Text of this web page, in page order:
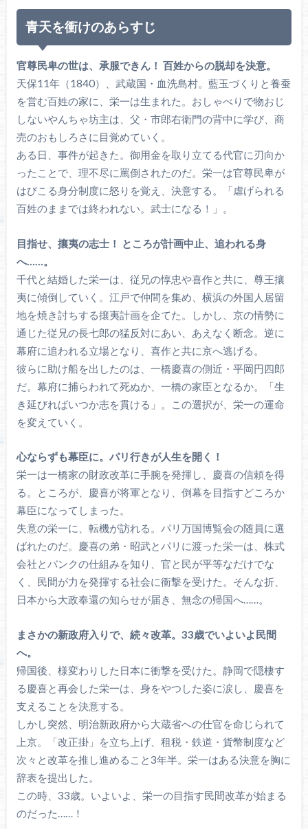
青天を衝けのあらすじ
官尊民卑の世は、承服できん！ 百姓からの脱却を決意。
天保11年（1840）、武蔵国・血洗島村。藍玉づくりと養蚕
を営む百姓の家に、栄一は生まれた。おしゃべりで物おじ
しないやんちゃ坊主は、父・市郎右衛門の背中に学び、商
売のおもしろさに目覚めていく。
ある日、事件が起きた。御用金を取り立てる代官に刃向か
ったことで、理不尽に罵倒されたのだ。栄一は官尊民卑が
はびこる身分制度に怒りを覚え、決意する。「虐げられる
百姓のままでは終われない。武士になる！」。
目指せ、攘夷の志士！ ところが計画中止、追われる身
へ……。
千代と結婚した栄一は、従兄の惇忠や喜作と共に、尊王攘
夷に傾倒していく。江戸で仲間を集め、横浜の外国人居留
地を焼き討ちする攘夷計画を企てた。しかし、京の情勢に
通じた従兄の長七郎の猛反対にあい、あえなく断念。逆に
幕府に追われる立場となり、喜作と共に京へ逃げる。
彼らに助け船を出したのは、一橋慶喜の側近・平岡円四郎
だ。幕府に捕らわれて死ぬか、一橋の家臣となるか。「生
き延びればいつか志を貫ける」。この選択が、栄一の運命
を変えていく。
心ならずも幕臣に。パリ行きが人生を開く！
栄一は一橋家の財政改革に手腕を発揮し、慶喜の信頼を得
る。ところが、慶喜が将軍となり、倒幕を目指すどころか
幕臣になってしまった。
失意の栄一に、転機が訪れる。パリ万国博覧会の随員に選
ばれたのだ。慶喜の弟・昭武とパリに渡った栄一は、株式
会社とバンクの仕組みを知り、官と民が平等なだけでな
く、民間が力を発揮する社会に衝撃を受けた。そんな折、
日本から大政奉還の知らせが届き、無念の帰国へ……。
まさかの新政府入りで、続々改革。33歳でいよいよ民間
へ。
帰国後、様変わりした日本に衝撃を受けた。静岡で隠棲す
る慶喜と再会した栄一は、身をやつした姿に涙し、慶喜を
支えることを決意する。
しかし突然、明治新政府から大蔵省への仕官を命じられて
上京。「改正掛」を立ち上げ、租税・鉄道・貨幣制度など
次々と改革を推し進めること3年半。栄一はある決意を胸に
辞表を提出した。
この時、33歳。いよいよ、栄一の目指す民間改革が始まる
のだった……！